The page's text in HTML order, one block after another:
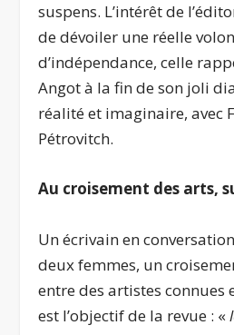
suspens. L’intérêt de
de dévoiler une réelle
d’indépendance, celle
Angot à la fin de son joli
réalité et imaginaire, avec
Pétrovitch.
Au croisement des arts,
Un écrivain en
deux femmes, un
entre des artistes connues
est l’objectif de la revue : «